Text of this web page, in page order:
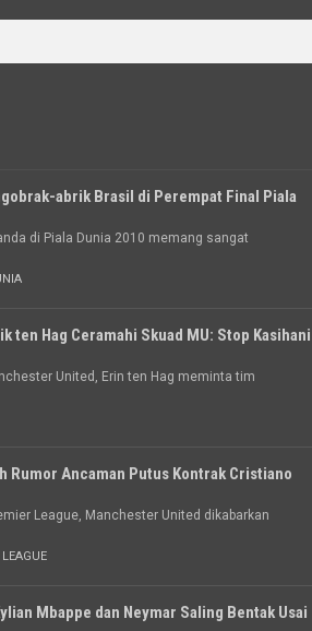
abrik Brasil di Perempat Final Piala
di Piala Dunia 2010 memang sangat
ten Hag Ceramahi Skuad MU: Stop Kasihani
United, Erin ten Hag meminta tim
Rumor Ancaman Putus Kontrak Cristiano
League, Manchester United dikabarkan
Mbappe dan Neymar Saling Bentak Usai